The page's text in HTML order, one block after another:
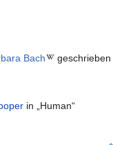
Bach
geschrieben
in „Human“